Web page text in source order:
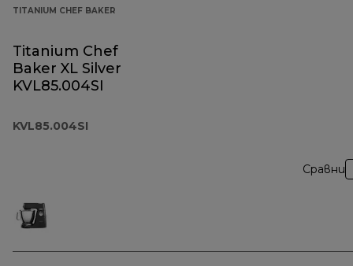
TITANIUM CHEF BAKER
Titanium Chef
Baker XL Silver
KVL85.004SI
KVL85.004SI
Сравни